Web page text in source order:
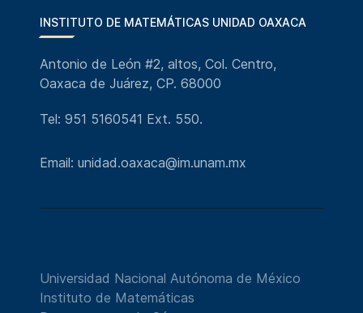
INSTITUTO DE MATEMÁTICAS UNIDAD OAXACA
Antonio de León #2, altos, Col. Centro,
Oaxaca de Juárez, CP. 68000
Tel: 951 5160541 Ext. 550.
Email: unidad.oaxaca@im.unam.mx
Universidad Nacional Autónoma de México
Instituto de Matemáticas